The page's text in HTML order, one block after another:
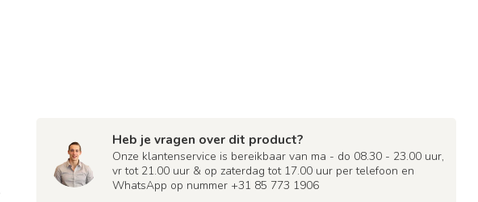
Heb je vragen over dit product?
Onze klantenservice is bereikbaar van ma - do 08.30 - 23.00 uur,
vr tot 21.00 uur & op zaterdag tot 17.00 uur per telefoon en
WhatsApp op nummer +31 85 773 1906